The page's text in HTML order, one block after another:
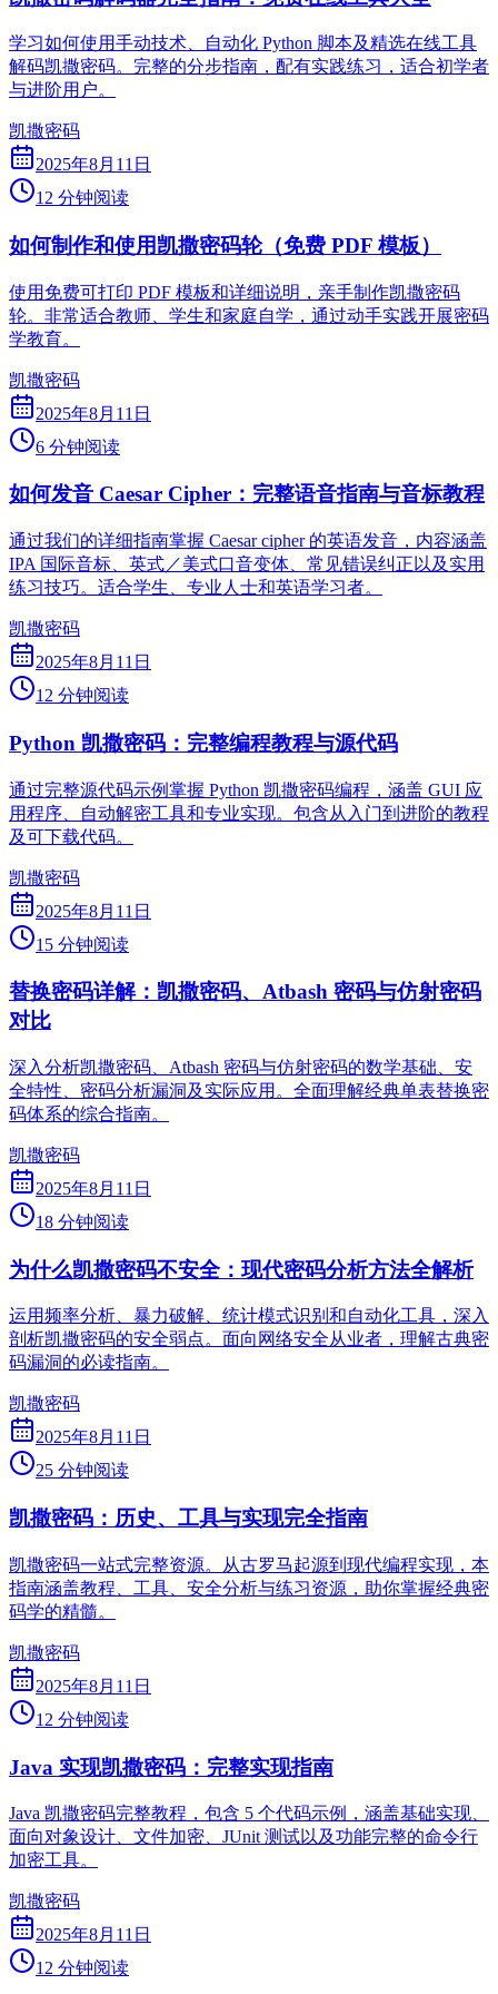
学习如何使用手动技术、自动化 Python 脚本及精选在线工具
解码凯撒密码。完整的分步指南，配有实践练习，适合初学者
与进阶用户。
凯撒密码
2025年8月11日
12 分钟阅读
如何制作和使用凯撒密码轮（免费 PDF 模板）
使用免费可打印 PDF 模板和详细说明，亲手制作凯撒密码
轮。非常适合教师、学生和家庭自学，通过动手实践开展密码
学教育。
凯撒密码
2025年8月11日
6 分钟阅读
如何发音 Caesar Cipher：完整语音指南与音标教程
通过我们的详细指南掌握 Caesar cipher 的英语发音，内容涵盖
IPA 国际音标、英式／美式口音变体、常见错误纠正以及实用
练习技巧。适合学生、专业人士和英语学习者。
凯撒密码
2025年8月11日
12 分钟阅读
Python 凯撒密码：完整编程教程与源代码
通过完整源代码示例掌握 Python 凯撒密码编程，涵盖 GUI 应
用程序、自动解密工具和专业实现。包含从入门到进阶的教程
及可下载代码。
凯撒密码
2025年8月11日
15 分钟阅读
替换密码详解：凯撒密码、Atbash 密码与仿射密码
对比
深入分析凯撒密码、Atbash 密码与仿射密码的数学基础、安
全特性、密码分析漏洞及实际应用。全面理解经典单表替换密
码体系的综合指南。
凯撒密码
2025年8月11日
18 分钟阅读
为什么凯撒密码不安全：现代密码分析方法全解析
运用频率分析、暴力破解、统计模式识别和自动化工具，深入
剖析凯撒密码的安全弱点。面向网络安全从业者，理解古典密
码漏洞的必读指南。
凯撒密码
2025年8月11日
25 分钟阅读
凯撒密码：历史、工具与实现完全指南
凯撒密码一站式完整资源。从古罗马起源到现代编程实现，本
指南涵盖教程、工具、安全分析与练习资源，助你掌握经典密
码学的精髓。
凯撒密码
2025年8月11日
12 分钟阅读
Java 实现凯撒密码：完整实现指南
Java 凯撒密码完整教程，包含 5 个代码示例，涵盖基础实现、
面向对象设计、文件加密、JUnit 测试以及功能完整的命令行
加密工具。
凯撒密码
2025年8月11日
12 分钟阅读